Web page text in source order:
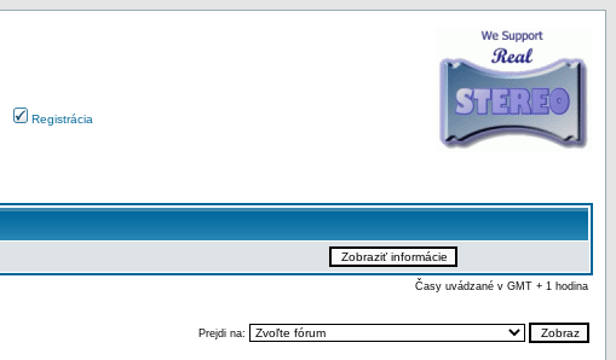
Registrácia
Časy uvádzané v GMT + 1 hodina
Prejdi na: